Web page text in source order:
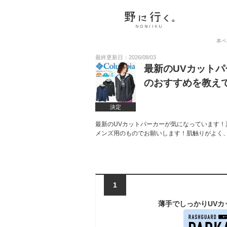
本
最終更新日：2026/08/03
決定
最新のUVカット
のおすすめを教え
最新のUVカットパーカーが気になっています
メンズ用のものでお願いします！肌触りがよ
1